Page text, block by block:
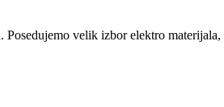
velik izbor elektro materijala,